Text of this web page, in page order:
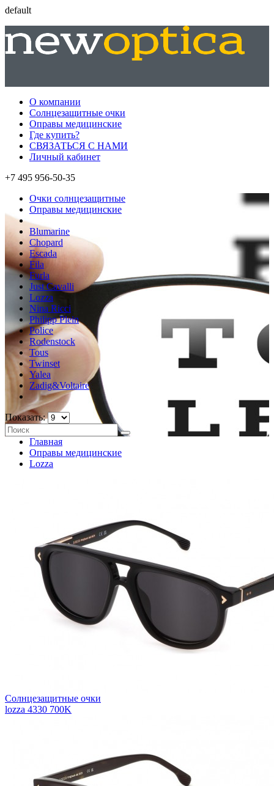
default
О компании
Солнцезащитные очки
Оправы медицинские
Где купить?
СВЯЗАТЬСЯ С НАМИ
Личный кабинет
+7 495 956-50-35
Очки солнцезащитные
Оправы медицинские
Blumarine
Chopard
Escada
Fila
Furla
Just Cavalli
Lozza
Nina Ricci
Philipp Plein
Police
Rodenstock
Tous
Twinset
Yalea
Zadig&Voltaire
Показать:
Главная
Оправы медицинские
Lozza
Солнцезащитные очки
lozza 4330 700K